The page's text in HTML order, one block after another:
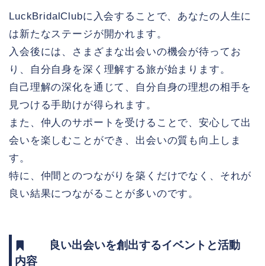
LuckBridalClubに入会することで、あなたの人生に
は新たなステージが開かれます。
入会後には、さまざまな出会いの機会が待ってお
り、自分自身を深く理解する旅が始まります。
自己理解の深化を通じて、自分自身の理想の相手を
見つける手助けが得られます。
また、仲人のサポートを受けることで、安心して出
会いを楽しむことができ、出会いの質も向上しま
す。
特に、仲間とのつながりを築くだけでなく、それが
良い結果につながることが多いのです。
良い出会いを創出するイベントと活動
内容